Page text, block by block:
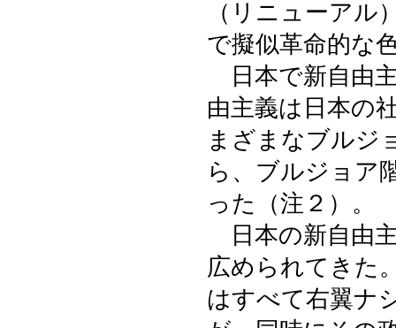
（リニューア
で擬似革命的な
日本で新自由
由主義は日本の
まざまなブルジ
ら、ブルジョア
った（注２）。
日本の新自由
広められてきた
はすべて右翼ナ